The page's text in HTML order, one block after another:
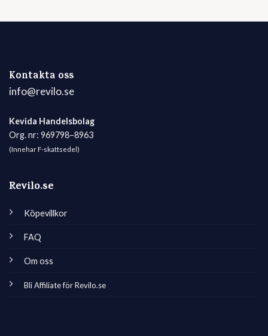
Kontakta oss
info@revilo.se
Kevida Handelsbolag
Org. nr: 969798–8963
(Innehar F-skattsedel)
Revilo.se
Köpevillkor
FAQ
Om oss
Bli Affiliate för Revilo.se